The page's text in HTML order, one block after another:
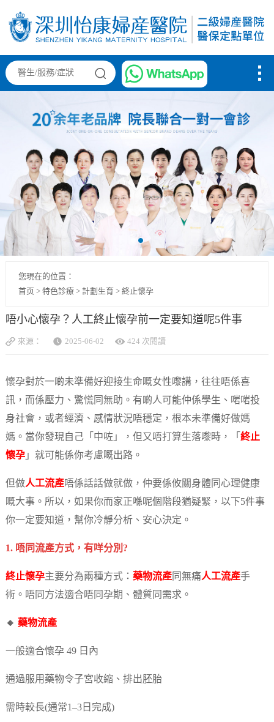
您現在的位置：
首页 > 特色診療> 計劃生育> 終止懷孕
唔小心懷孕？人工終止懷孕前一定要知道呢5件事
來源： 2025-06-02 424 次閱讀
懷孕對於一啲未準備好迎接生命嘅女性嚟講，往往唔係喜
訊，而係壓力、驚慌同無助。有啲人可能仲係學生、啱啱投
身社會，或者經濟、感情狀況唔穩定，根本未準備好做媽
媽。當你發現自己「中咗」，但又唔打算生落嚟時，「 終止
懷孕」就可能係你考慮嘅出路。
但做人工流產唔係話話做就做，仲要係攸關身體同心理健康
嘅大事。所以，如果你而家正喺呢個階段猶疑緊，以下5件事
你一定要知道，幫你冷靜分析、安心決定。
1. 唔同流產方式，有咩分別?
終止懷孕主要分為兩種方式： 藥物流產同無痛人工流產手
術。唔同方法適合唔同孕期、體質同需求。
🔸 藥物流產
一般適合懷孕 49 日內
通過服用藥物令子宮收縮、排出胚胎
需時較長(通常1–3日完成)